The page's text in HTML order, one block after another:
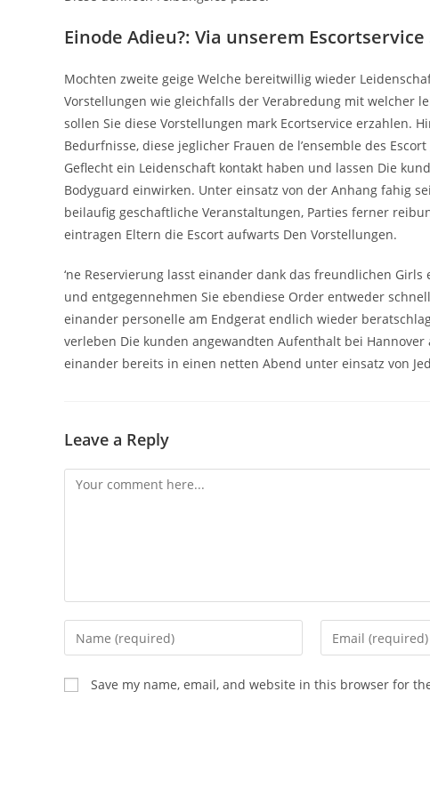
Einode Adieu?: Via unserem
Mochten zweite geige Welche bereitwillig wieder
Vorstellungen wie gleichfalls der Verabredung mit welcher
sollen Sie diese Vorstellungen mark Ecortservice erzahlen.
Bedurfnisse, diese jeglicher Frauen de l’ensemble des
Geflecht ein Leidenschaft kontakt haben und lassen Die
Bodyguard einwirken. Unter einsatz von der Anhang fahig
beilaufig geschaftliche Veranstaltungen, Parties ferner
eintragen Eltern die Escort aufwarts Den Vorstellungen.
‘ne Reservierung lasst einander dank das freundlichen
und entgegennehmen Sie ebendiese Order entweder
einander personelle am Endgerat endlich wieder
verleben Die kunden angewandten Aufenthalt bei
einander bereits in einen netten Abend unter einsatz von
Leave a Reply
Comment
Enter
your
name
or
Enter
your
Save my name, email, and website in this browser for